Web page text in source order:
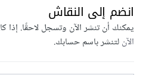
انضم إلى النقاش
يمكنك أن تنشر الآن وتسجل لاحقًا. إذا
الآنلتنشر باسم حسابك.